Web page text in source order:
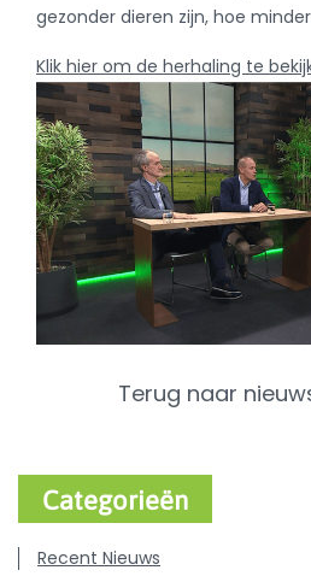
gezonder dieren zijn, hoe
Klik hier om de herhaling te
Terug naar
Categorieën
Recent Nieuws